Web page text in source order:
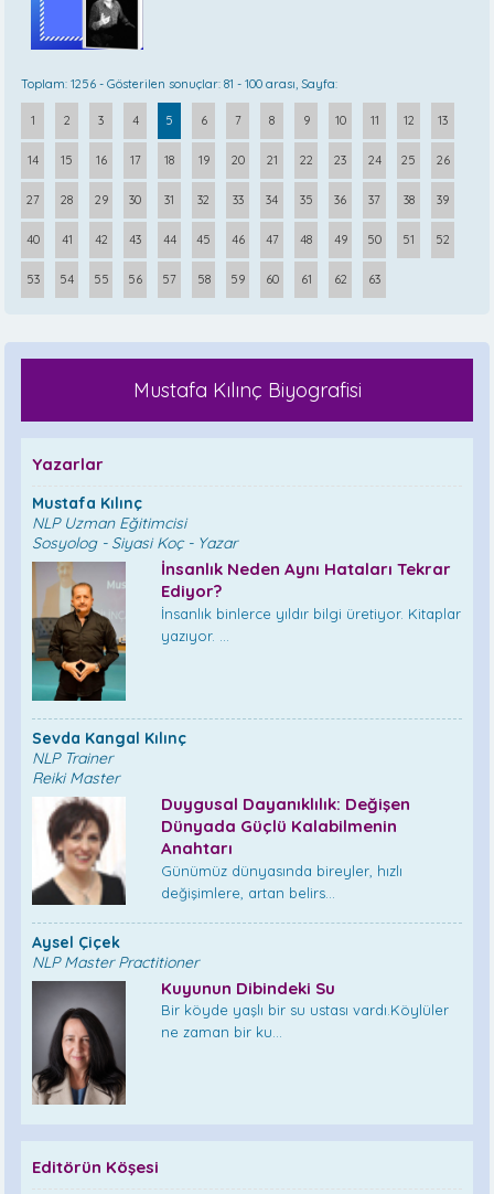
Toplam: 1256 - Gösterilen sonuçlar: 81 - 100 arası, Sayfa:
1 2 3 4 5 6 7 8 9 10 11 12 13
14 15 16 17 18 19 20 21 22 23 24 25 26
27 28 29 30 31 32 33 34 35 36 37 38 39
40 41 42 43 44 45 46 47 48 49 50 51 52
53 54 55 56 57 58 59 60 61 62 63
Mustafa Kılınç Biyografisi
Yazarlar
Mustafa Kılınç
NLP Uzman Eğitimcisi
Sosyolog - Siyasi Koç - Yazar
İnsanlık Neden Aynı Hataları Tekrar
Ediyor?
İnsanlık binlerce yıldır bilgi üretiyor. Kitaplar
yazıyor. ...
Sevda Kangal Kılınç
NLP Trainer
Reiki Master
Duygusal Dayanıklılık: Değişen
Dünyada Güçlü Kalabilmenin
Anahtarı
Günümüz dünyasında bireyler, hızlı
değişimlere, artan belirs...
Aysel Çiçek
NLP Master Practitioner
Kuyunun Dibindeki Su
Bir köyde yaşlı bir su ustası vardı.Köylüler
ne zaman bir ku...
Editörün Köşesi